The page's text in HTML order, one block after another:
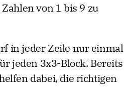
von 1 bis 9 zu
in jeder Zeile nur einmal
jeden 3x3-Block. Bereits
dabei, die richtigen